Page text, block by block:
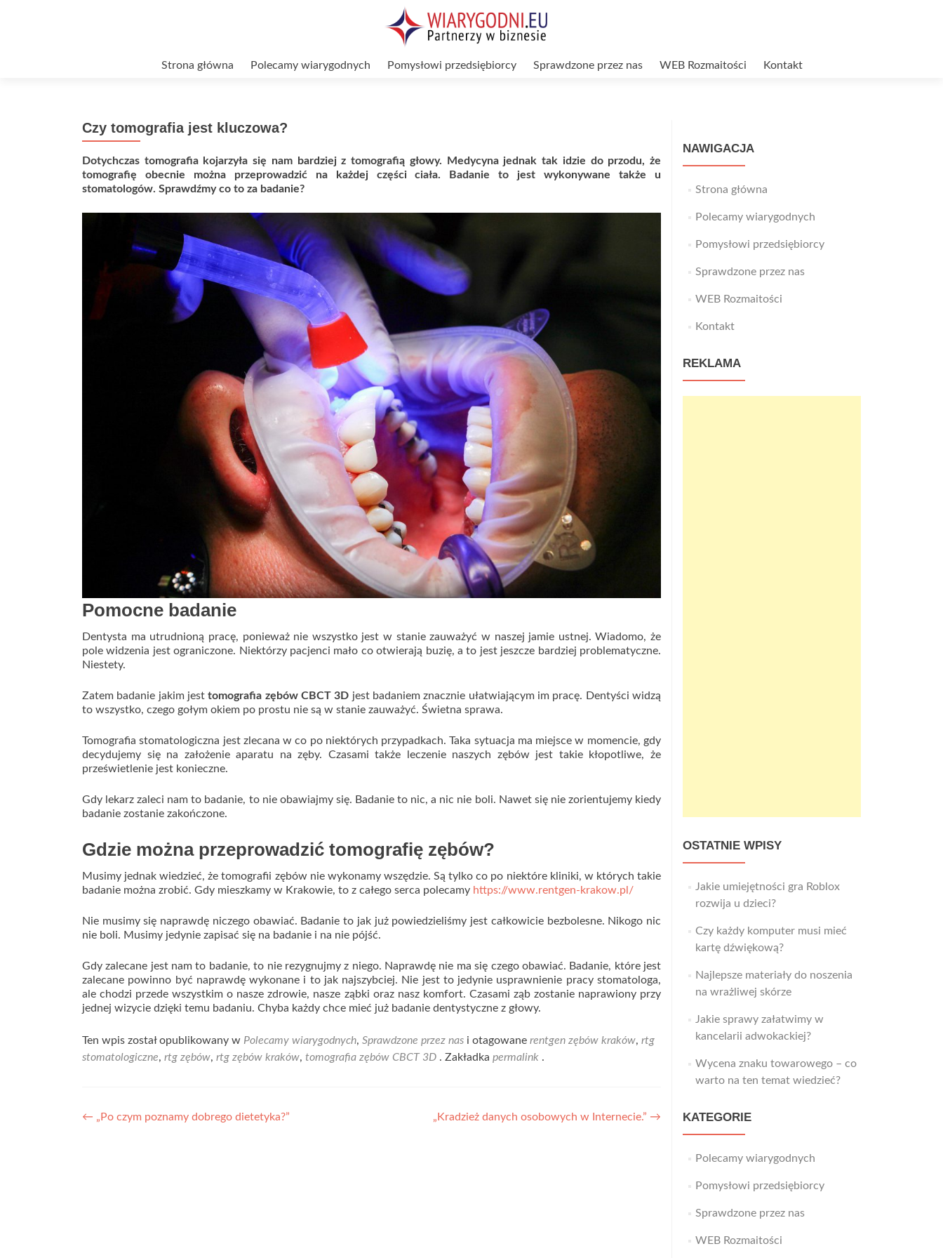
Strona główna Polecamy wiarygodnych Pomysłowi przedsiębiorcy Sprawdzone przez nas WEB Rozmaitości Kontakt
Czy tomografia jest kluczowa?
Dotychczas tomografia kojarzyła się nam bardziej z tomografią głowy. Medycyna jednak tak idzie do przodu, że
tomografię obecnie można przeprowadzić na każdej części ciała. Badanie to jest wykonywane także u
stomatologów. Sprawdźmy co to za badanie?
Pomocne badanie
Dentysta ma utrudnioną pracę, ponieważ nie wszystko jest w stanie zauważyć w naszej jamie ustnej. Wiadomo, że
pole widzenia jest ograniczone. Niektórzy pacjenci mało co otwierają buzię, a to jest jeszcze bardziej problematyczne.
Niestety.
Zatem badanie jakim jesttomografia zębów CBCT 3D jest badaniem znacznie ułatwiającym im pracę. Dentyści widzą
to wszystko, czego gołym okiem po prostu nie są w stanie zauważyć. Świetna sprawa.
Tomografia stomatologiczna jest zlecana w co po niektórych przypadkach. Taka sytuacja ma miejsce w momencie, gdy
decydujemy się na założenie aparatu na zęby. Czasami także leczenie naszych zębów jest takie kłopotliwe, że
prześwietlenie jest konieczne.
Gdy lekarz zaleci nam to badanie, to nie obawiajmy się. Badanie to nic, a nic nie boli. Nawet się nie zorientujemy kiedy
badanie zostanie zakończone.
Gdzie można przeprowadzić tomografię zębów?
Musimy jednak wiedzieć, że tomografii zębów nie wykonamy wszędzie. Są tylko co po niektóre kliniki, w których takie
badanie można zrobić. Gdy mieszkamy w Krakowie, to z całego serca polecamy https://www.rentgen-krakow.pl/
Nie musimy się naprawdę niczego obawiać. Badanie to jak już powiedzieliśmy jest całkowicie bezbolesne. Nikogo nic
nie boli. Musimy jedynie zapisać się na badanie i na nie pójść.
Gdy zalecane jest nam to badanie, to nie rezygnujmy z niego. Naprawdę nie ma się czego obawiać. Badanie, które jest
zalecane powinno być naprawdę wykonane i to jak najszybciej. Nie jest to jedynie usprawnienie pracy stomatologa,
ale chodzi przede wszystkim o nasze zdrowie, nasze ząbki oraz nasz komfort. Czasami ząb zostanie naprawiony przy
jednej wizycie dzięki temu badaniu. Chyba każdy chce mieć już badanie dentystyczne z głowy.
Ten wpis został opublikowany w Polecamy wiarygodnych, Sprawdzone przez nas i otagowane rentgen zębów kraków, rtg
stomatologiczne, rtg zębów, rtg zębów kraków, tomografia zębów CBCT 3D . Zakładka permalink .
Nawigacja
← „Po czym poznamy dobrego dietetyka?” „Kradzież danych osobowych w Internecie.” →
NAWIGACJA
Strona główna
Polecamy wiarygodnych
Pomysłowi przedsiębiorcy
Sprawdzone przez nas
WEB Rozmaitości
Kontakt
REKLAMA
OSTATNIE WPISY
Jakie umiejętności gra Roblox
rozwija u dzieci?
Czy każdy komputer musi mieć
kartę dźwiękową?
Najlepsze materiały do noszenia
na wrażliwej skórze
Jakie sprawy załatwimy w
kancelarii adwokackiej?
Wycena znaku towarowego – co
warto na ten temat wiedzieć?
KATEGORIE
Polecamy wiarygodnych
Pomysłowi przedsiębiorcy
Sprawdzone przez nas
WEB Rozmaitości